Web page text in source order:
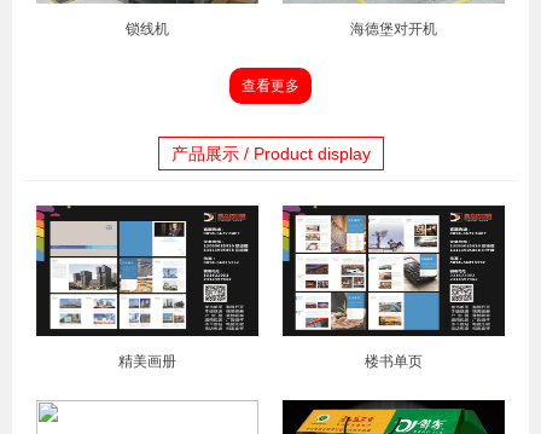
锁线机 海德堡对开机
查看更多
产品展示 / Product display
精美画册 楼书单页